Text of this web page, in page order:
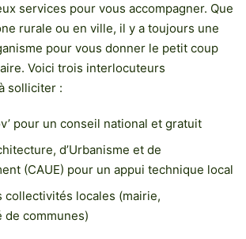
services pour vous accompagner. Que
rurale ou en ville, il y a toujours une
pour vous donner le petit coup
Voici trois interlocuteurs
solliciter :
pour un conseil national et gratuit
d’Urbanisme et de
(CAUE) pour un appui technique local
collectivités locales (mairie,
de communes)